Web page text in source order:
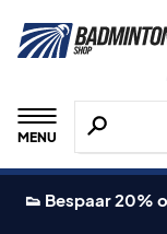
MENU
Zoeken
👟 Bespaar 20%